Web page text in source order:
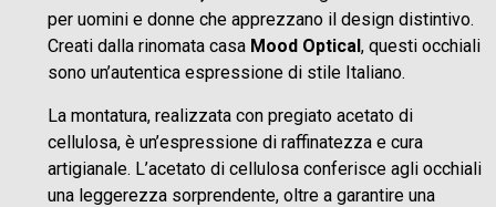
per uomini e donne che apprezzano il design distintivo.
Creati dalla rinomata casa Mood Optical , questi occhiali
sono un’autentica espressione di stile Italiano.
La montatura, realizzata con pregiato acetato di
cellulosa, è un’espressione di raffinatezza e cura
artigianale. L’acetato di cellulosa conferisce agli occhiali
una leggerezza sorprendente, oltre a garantire una